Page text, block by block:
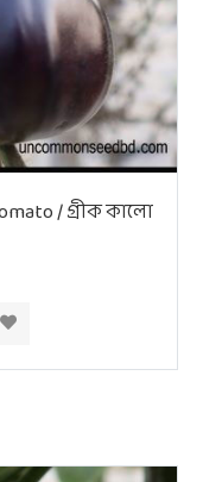
/ গ্রীক কালো